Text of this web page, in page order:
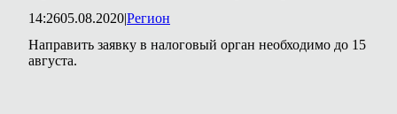
14:2605.08.2020|Регион
Направить заявку в налоговый орган необходимо до 15
августа.